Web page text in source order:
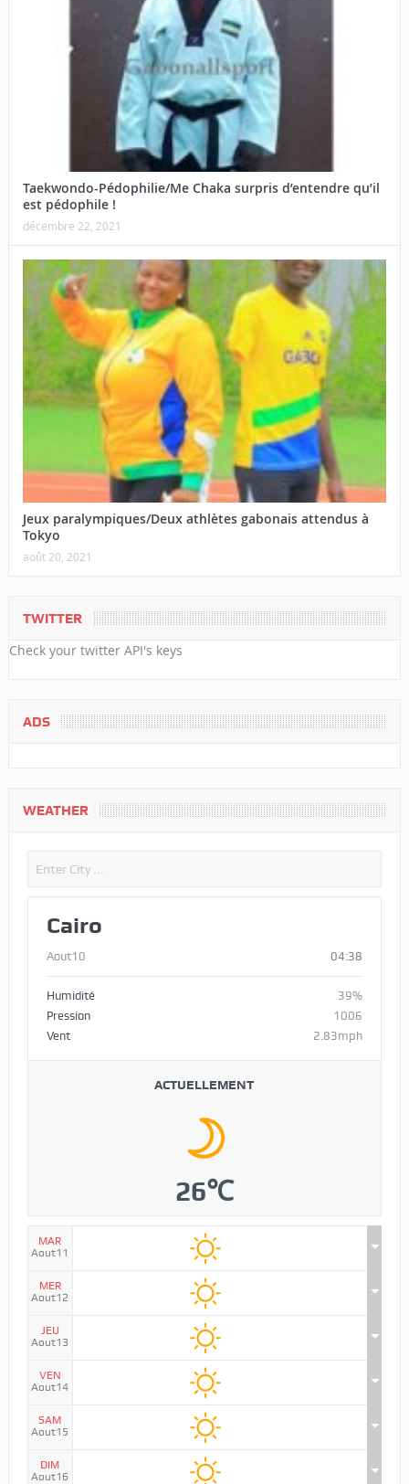
Taekwondo-Pédophilie/Me Chaka surpris d’entendre qu’il
est pédophile !
décembre 22, 2021
Jeux paralympiques/Deux athlètes gabonais attendus à
Tokyo
août 20, 2021
TWITTER
Check your twitter API's keys
ADS
WEATHER
Cairo
Aout10 04:38
Humidité
39%
Pression
1006
Vent
2.83mph
ACTUELLEMENT
26℃
MAR
Aout11
MER
Aout12
JEU
Aout13
VEN
Aout14
SAM
Aout15
DIM
Aout16